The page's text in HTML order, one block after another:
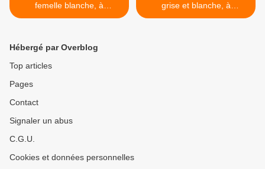
femelle blanche, à
l'adoption -> adoptée
grise et blanche, à
l'adoption -> adoptée >
Hébergé par Overblog
Top articles
Pages
Contact
Signaler un abus
C.G.U.
Cookies et données personnelles